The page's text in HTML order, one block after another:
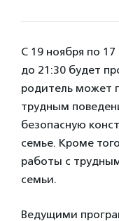
С 19 ноября по
до 21:30 будет
родитель может
трудным
безопасную
семье. Кроме
работы с
семьи.
Ведущими